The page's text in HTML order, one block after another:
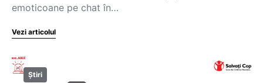
emoticoane pe chat în…
Vezi articolul
Știri